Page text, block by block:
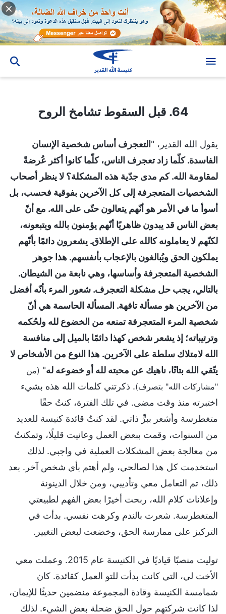
64. قبل السقوط تشامخ الروح
يقول الله القدير، "التعجرف أساس شخصية الإنسان
الفاسدة. كلّما زاد تعجرف الناس، كلّما كانوا أكثر عُرضةً
لمقاومة الله. كم مدى جدّية هذه المشكلة؟ لا ينظر أصحاب
الشخصيات المتعجرفة إلى كل الآخرين بفوقية فحسب، بل
أسوأ ما في الأمر هو أنّهم يتعالون حتّى على الله. مع أنّ
بعض الناس قد يبدون ظاهريًا أنّهم يؤمنون بالله ويتبعونه،
لكنّهم لا يعاملونه كالله على الإطلاق. يشعرون دائمًا بأنّهم
يملكون الحق ويُبالغون بالإعجاب بأنفسهم. هذا جوهر
الشخصية المتعجرفة وأساسها، وهي نابعة من الشيطان.
بالتالي، يجب حل مشكلة التعجرف. شعور المرء بأنّه أفضل
من الآخرين هو مسألة تافهة. المسألة الحاسمة هي أنّ
شخصية المرء المتعجرفة تمنعه من الخضوع لله ولحُكمه
وترتيباته؛ إذ يشعر شخص كهذا دائمًا بالميل إلى منافسة
الله لامتلاك سلطة على الآخرين. هذا النوع من الأشخاص لا
يتّقي الله بتاتًا، ناهيك عن محبته لله أو خضوعه له" (من
"مشاركات الله" بتصرف‎‎) . ذكرتني كلمات الله هذه بشيء
اختبرته منذ وقت مضى. في تلك الفترة، كنتُ حقًا
متغطرسة وأشعر ببرٍّ ذاتي. لقد كنتُ قائدة كنيسة للعديد
من السنوات، وقمت ببعض العمل وعانيت قليلًا، وتمكنتُ
من معالجة بعض المشكلات العملية في واجبي. لذلك
استخدمت كل هذا لصالحي، ولم أهتم بأي شخص آخر. بعد
ذلك، تم التعامل معي وتأديبي، ومن خلال الدينونة
وإعلانات كلام الله، ربحت أخيرًا بعض الفهم لطبيعتي
المتغطرسة. شعرت بالندم وكرهت نفسي. بدأت في
التركيز على ممارسة الحق، وخضعت لبعض التغيير.
توليت منصبًا قياديًا في الكنيسة عام 2015. وعملت معي
الأخت لي، التي كانت بدأت للتو العمل كقائدة. كان
شمامسة الكنيسة وقادة المجموعة منضمين حديثًا للإيمان،
لذا كانت شركتهم حول الحق ضحلة بعض الشيء. لذلك